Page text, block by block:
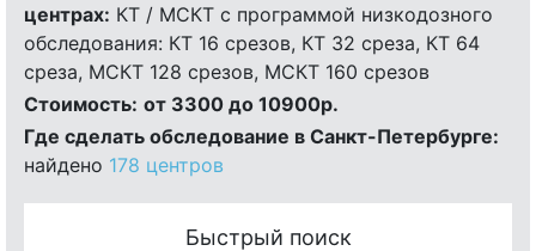
центрах: КТ / МСКТ с программой низкодозного
обследования: КТ 16 срезов, КТ 32 среза, КТ 64
среза, МСКТ 128 срезов, МСКТ 160 срезов
Стоимость: от 3300 до 10900р.
Где сделать обследование в Санкт-Петербурге:
найдено 178 центров
Быстрый поиск